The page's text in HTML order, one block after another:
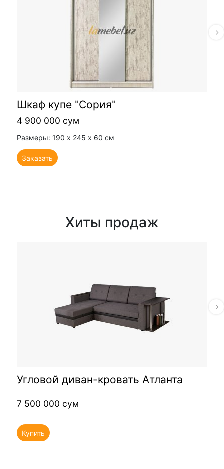
Шкаф купе "Сория"
4 900 000 сум
Размеры: 190 х 245 х 60 см
Заказать
Хиты продаж
Угловой диван-кровать Атланта
7 500 000 сум
Купить